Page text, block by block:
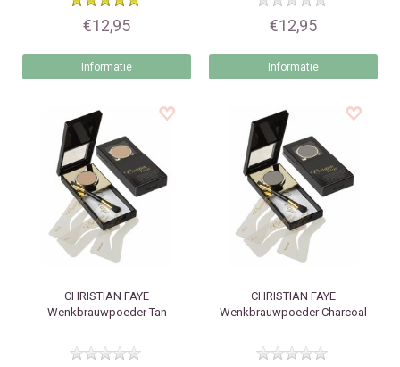
€12,95
Informatie
€12,95
Informatie
CHRISTIAN FAYE
Wenkbrauwpoeder Tan
CHRISTIAN FAYE
Wenkbrauwpoeder Charcoal